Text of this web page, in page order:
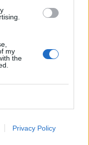
my
the
Privacy Policy